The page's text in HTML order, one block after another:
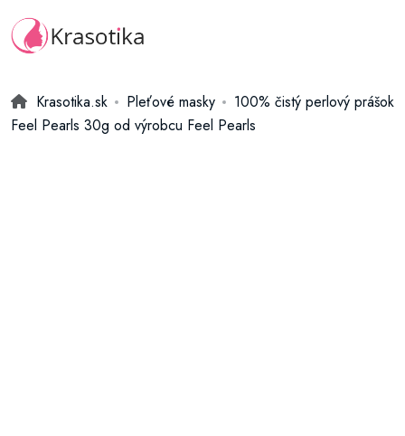
Krasotika.sk Pleťové masky
100% čistý perlový prášok
Feel Pearls 30g od výrobcu Feel Pearls